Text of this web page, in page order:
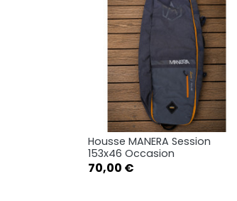
Aperçu rapide
Housse MANERA Session
153x46 Occasion
Prix
70,00 €